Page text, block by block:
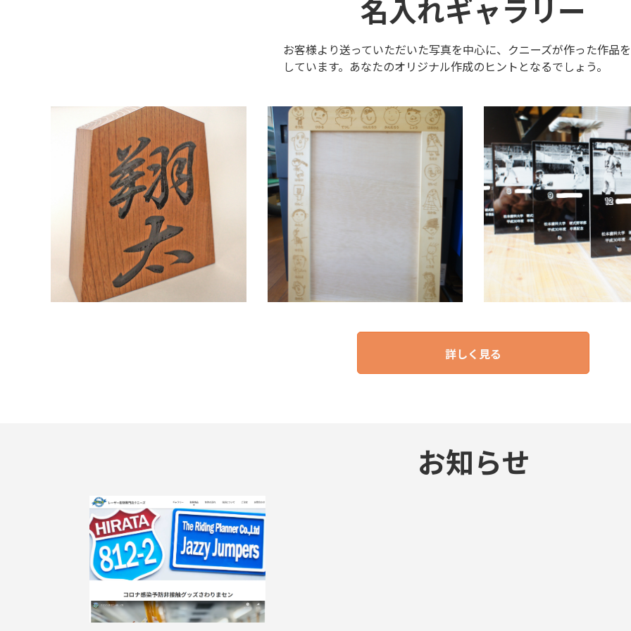
名入れギャラリー
お客様より送っていただいた写真を中心に、クニーズが作った作品
しています。あなたのオリジナル作成のヒントとなるでしょう。
詳しく見る
お知らせ